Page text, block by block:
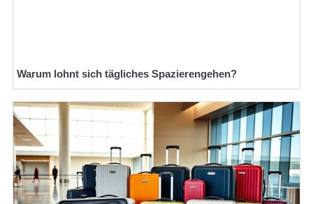
Warum lohnt sich tägliches Spazierengehen?